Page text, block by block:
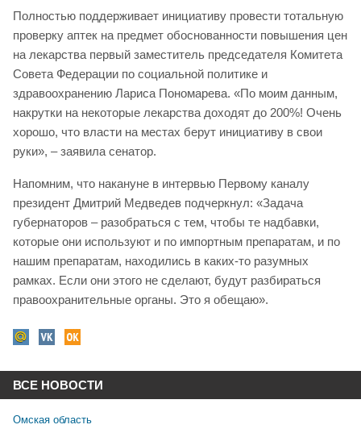
Полностью поддерживает инициативу провести тотальную
проверку аптек на предмет обоснованности повышения цен
на лекарства первый заместитель председателя Комитета
Совета Федерации по социальной политике и
здравоохранению Лариса Пономарева. «По моим данным,
накрутки на некоторые лекарства доходят до 200%! Очень
хорошо, что власти на местах берут инициативу в свои
руки», – заявила сенатор.
Напомним, что накануне в интервью Первому каналу
президент Дмитрий Медведев подчеркнул: «Задача
губернаторов – разобраться с тем, чтобы те надбавки,
которые они используют и по импортным препаратам, и по
нашим препаратам, находились в каких-то разумных
рамках. Если они этого не сделают, будут разбираться
правоохранительные органы. Это я обещаю».
ВСЕ НОВОСТИ
Омская область